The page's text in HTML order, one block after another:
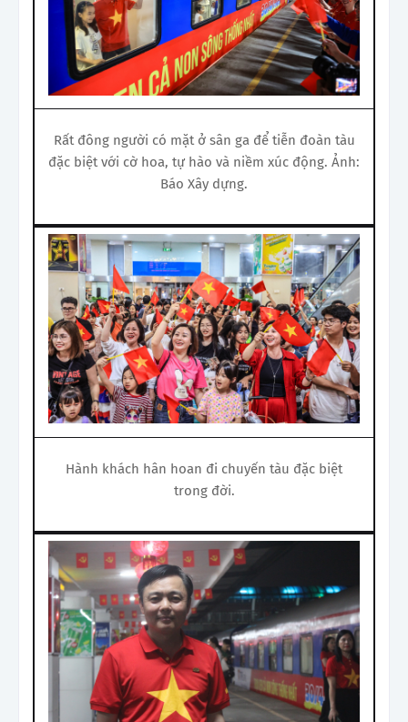
Rất đông người có mặt ở sân ga để tiễn đoàn tàu
đặc biệt với cờ hoa, tự hào và niềm xúc động. Ảnh:
Báo Xây dựng.
Hành khách hân hoan đi chuyến tàu đặc biệt
trong đời.